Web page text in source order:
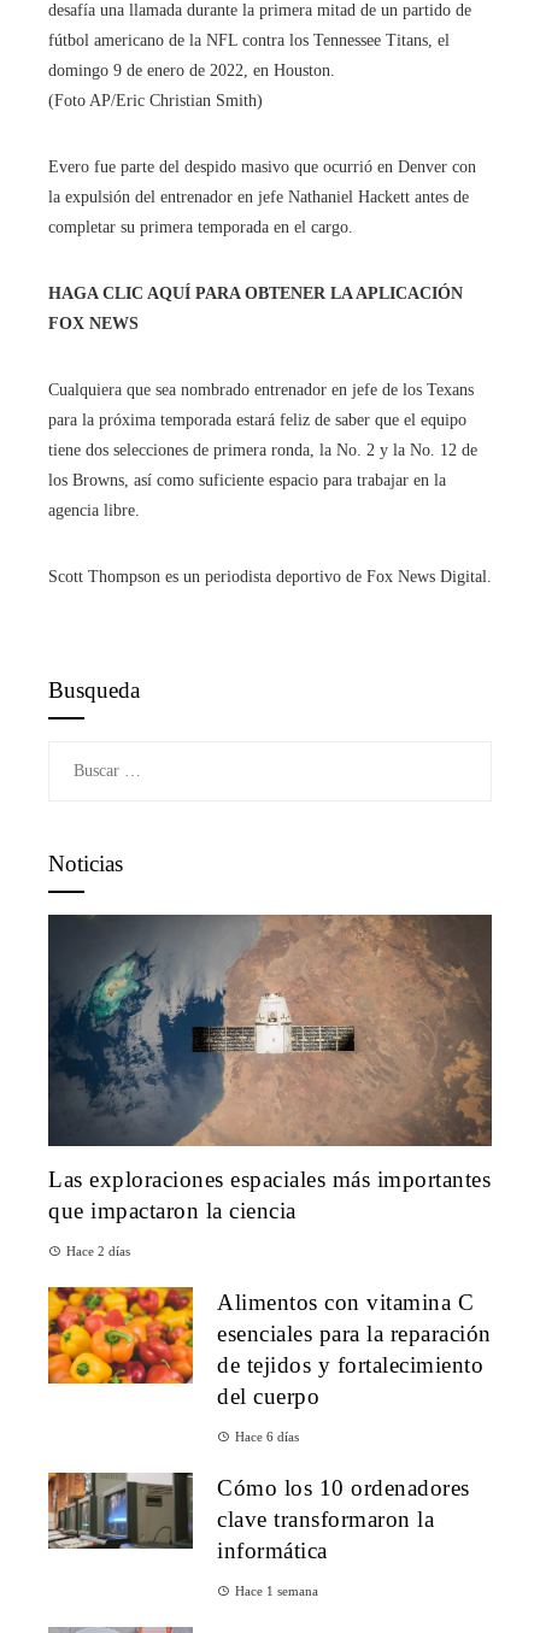
desafía una llamada durante la primera mitad de un partido de
fútbol americano de la NFL contra los Tennessee Titans, el
domingo 9 de enero de 2022, en Houston.
(Foto AP/Eric Christian Smith)
Evero fue parte del despido masivo que ocurrió en Denver con
la expulsión del entrenador en jefe Nathaniel Hackett antes de
completar su primera temporada en el cargo.
HAGA CLIC AQUÍ PARA OBTENER LA APLICACIÓN
FOX NEWS
Cualquiera que sea nombrado entrenador en jefe de los Texans
para la próxima temporada estará feliz de saber que el equipo
tiene dos selecciones de primera ronda, la No. 2 y la No. 12 de
los Browns, así como suficiente espacio para trabajar en la
agencia libre.
Scott Thompson es un periodista deportivo de Fox News Digital.
Busqueda
Noticias
Las exploraciones espaciales más importantes
que impactaron la ciencia
Hace 2 días
Alimentos con vitamina C
esenciales para la reparación
de tejidos y fortalecimiento
del cuerpo
Hace 6 días
Cómo los 10 ordenadores
clave transformaron la
informática
Hace 1 semana